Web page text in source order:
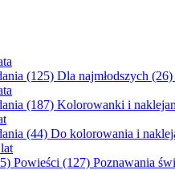
(125) Dla najmłodszych (26)
(187) Kolorowanki i
(44) Do kolorowania i
Powieści (127) Poznawania